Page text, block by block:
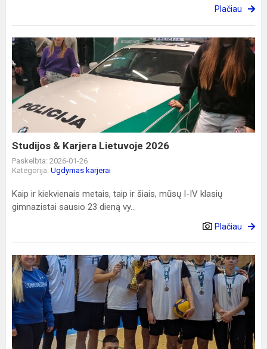
Plačiau
Studijos
&
Karjera
Lietuvoje
2026
Studijos & Karjera Lietuvoje 2026
Paskelbta: 2026-01-26
Kategorija: Ugdymas karjerai
Kaip ir kiekvienais metais, taip ir šiais, mūsų I-IV klasių
gimnazistai sausio 23 dieną vy...
Plačiau
Puikus
pasirodymas